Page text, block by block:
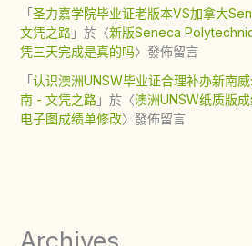
「圣力嘉学院毕业证老版本VS加拿大
文凭之路」於〈新版Seneca
凭三天完成是真的吗〉發佈留言
「认识澳洲UNSW毕业证合理补办新南
南 - 文凭之路」於〈澳洲UNSW纸质版
电子图成绩单修改〉發佈留言